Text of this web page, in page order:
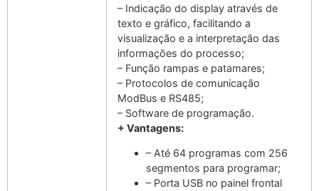
– Indicação do display através de
texto e gráfico, facilitando a
visualização e a interpretação das
informações do processo;
– Função rampas e patamares;
– Protocolos de comunicação
ModBus e RS485;
– Software de programação.
+ Vantagens:
– Até 64 programas com 256
segmentos para programar;
– Porta USB no painel frontal